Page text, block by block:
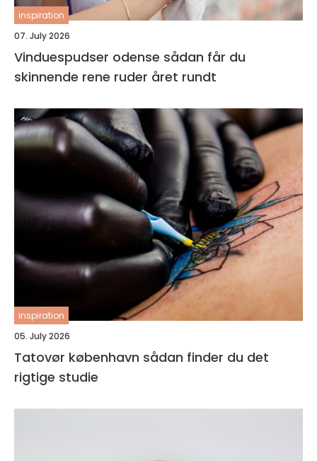
inspiration
07. July 2026
Vinduespudser odense sådan får du
skinnende rene ruder året rundt
inspiration
05. July 2026
Tatovør københavn sådan finder du det
rigtige studie